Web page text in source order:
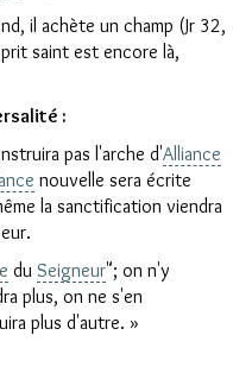
il achète un champ (Jr 32,
saint est encore là,
:
pas l'arche d'Alliance
nouvelle sera écrite
la sanctification viendra
du Seigneur"; on n'y
plus, on ne s'en
plus d'autre. »